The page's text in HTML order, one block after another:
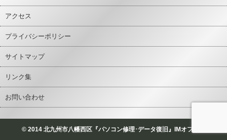
アクセス
プライバシーポリシー
サイトマップ
リンク集
お問い合わせ
© 2014 北九州市八幡西区『パソコン修理･データ復旧』IMオフィス